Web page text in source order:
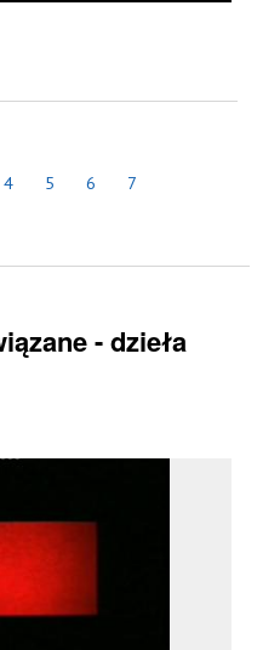
4 5 6 7
- dzieła